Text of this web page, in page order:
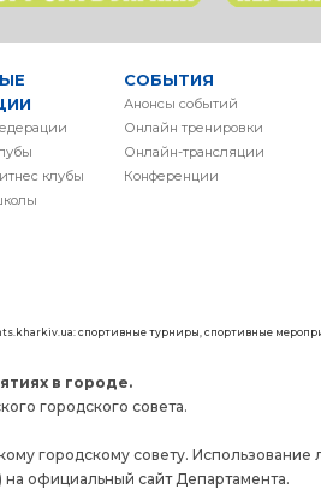
клубы
СОБЫТИЯ
Анонсы событий
Онлайн тренировки
Онлайн-трансляции
Конференции
спортивные турниры, спортивные
в городе.
городского совета.
городскому совету.
официальный сайт Департамента.